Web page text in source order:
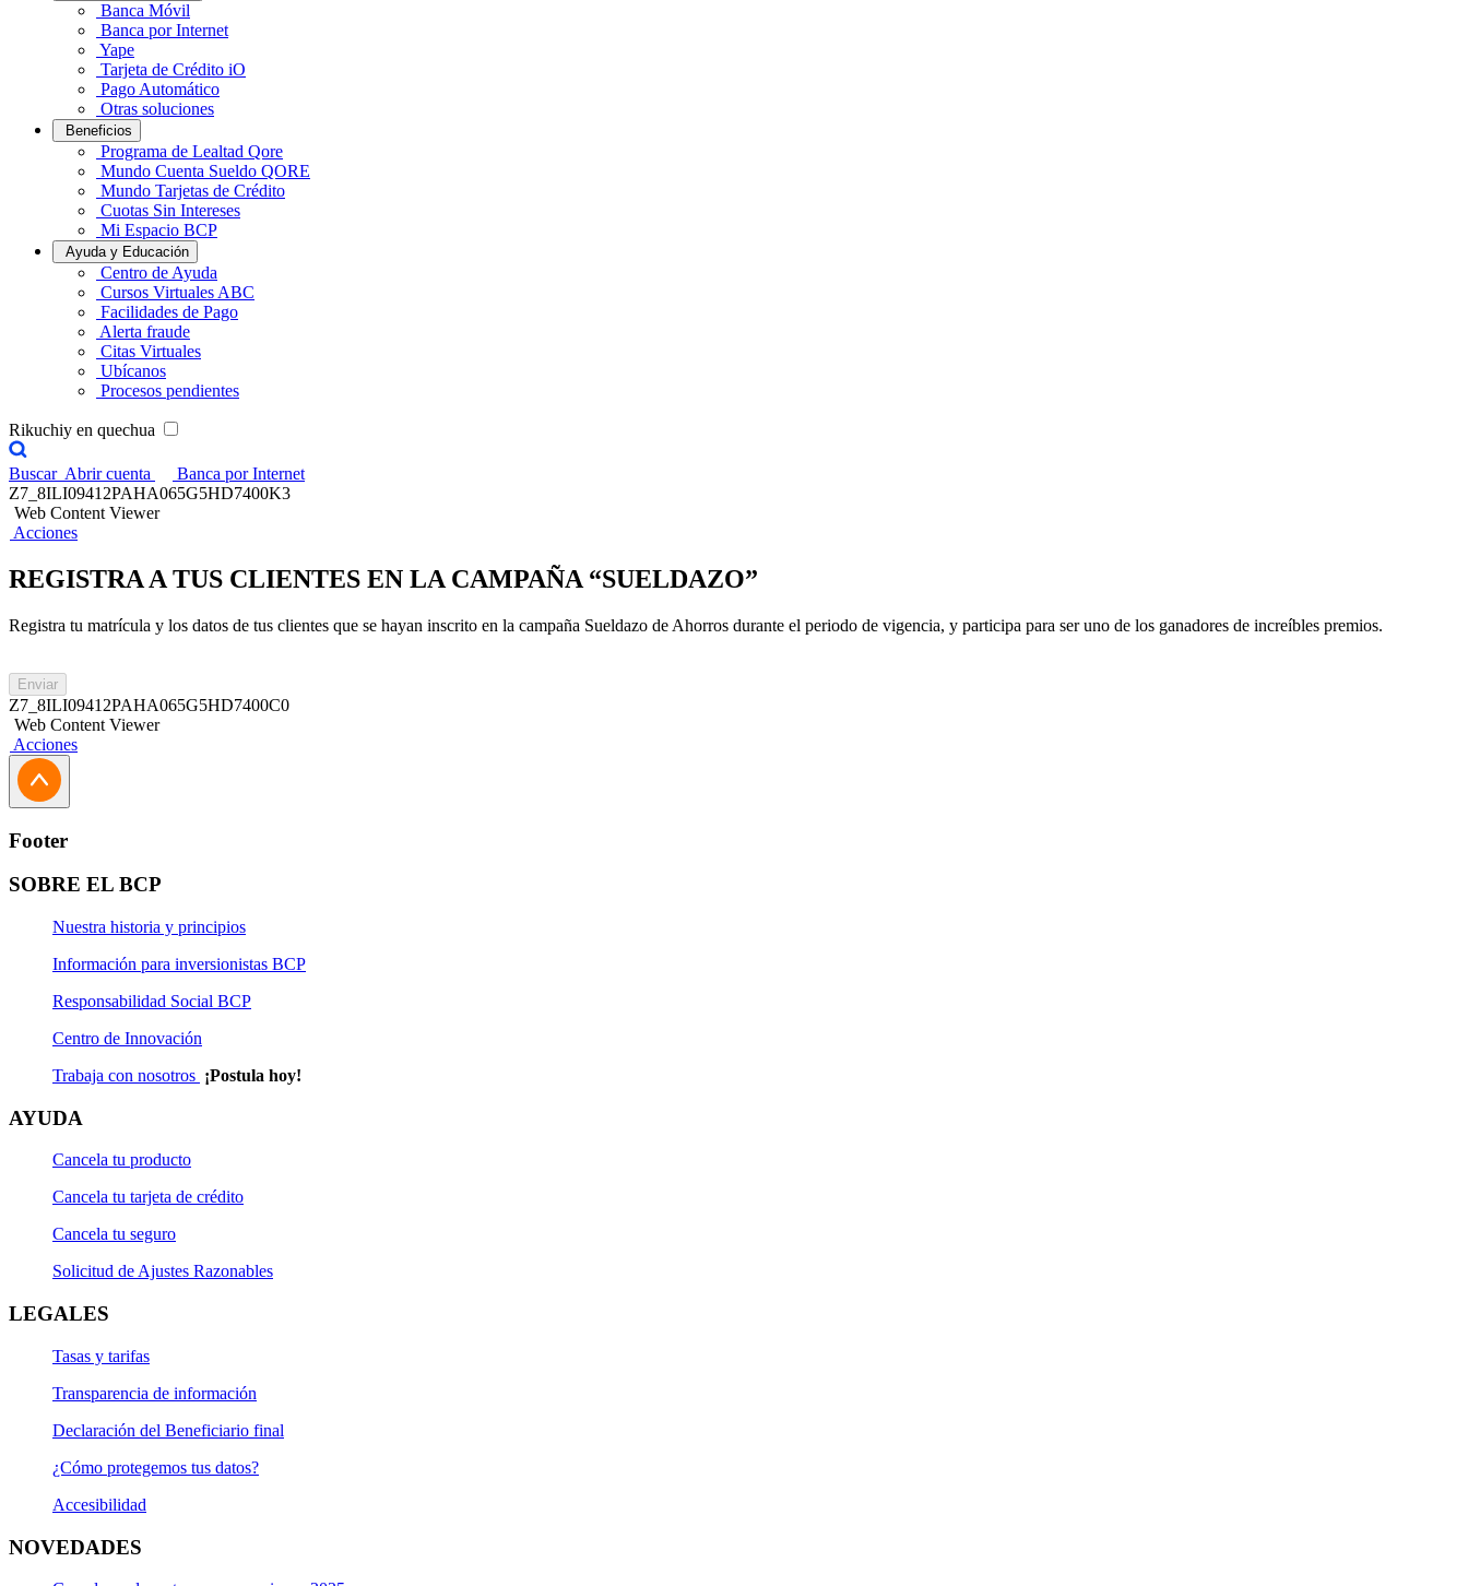
Banca Móvil
Banca por Internet
Yape
Tarjeta de Crédito iO
Pago Automático
Otras soluciones
Beneficios
Programa de Lealtad Qore
Mundo Cuenta Sueldo QORE
Mundo Tarjetas de Crédito
Cuotas Sin Intereses
Mi Espacio BCP
Ayuda y Educación
Centro de Ayuda
Cursos Virtuales ABC
Facilidades de Pago
Alerta fraude
Citas Virtuales
Ubícanos
Procesos pendientes
Rikuchiy en quechua
Buscar Abrir cuenta
Banca por Internet
Z7_8ILI09412PAHA065G5HD7400K3
Web Content Viewer
Acciones
REGISTRA A TUS CLIENTES EN LA CAMPAÑA “SUELDAZO”
Registra tu matrícula y los datos de tus clientes que se hayan inscrito en la campaña Sueldazo de Ahorros durante el periodo de vigencia, y participa para ser uno de los ganadores de increíbles premios.
Enviar
Z7_8ILI09412PAHA065G5HD7400C0
Web Content Viewer
Acciones
Footer
SOBRE EL BCP
Nuestra historia y principios
Información para inversionistas BCP
Responsabilidad Social BCP
Centro de Innovación
Trabaja con nosotros ¡Postula hoy!
AYUDA
Cancela tu producto
Cancela tu tarjeta de crédito
Cancela tu seguro
Solicitud de Ajustes Razonables
LEGALES
Tasas y tarifas
Transparencia de información
Declaración del Beneficiario final
¿Cómo protegemos tus datos?
Accesibilidad
NOVEDADES